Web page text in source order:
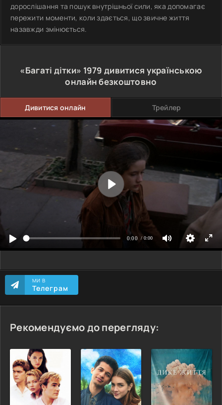
дорослішання та пошук внутрішньої сили, яка допомагає
пережити моменти, коли здається, що звичне життя
назавжди змінюється.
«Багаті дітки» 1979 дивитися українською
онлайн безкоштовно
Дивитися онлайн Трейлер
МИ В
Телеграм
Рекомендуємо до перегляду: